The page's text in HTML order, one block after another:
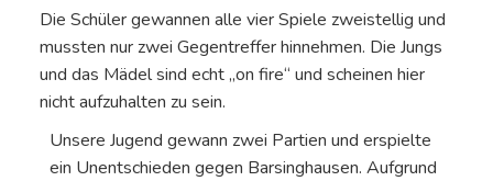
Die Schüler gewannen alle vier Spiele zweistellig und
mussten nur zwei Gegentreffer hinnehmen. Die Jungs
und das Mädel sind echt „on fire“ und scheinen hier
nicht aufzuhalten zu sein.
Unsere Jugend gewann zwei Partien und erspielte
ein Unentschieden gegen Barsinghausen. Aufgrund